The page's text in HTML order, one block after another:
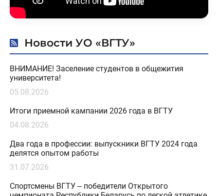
Новости УО «ВГТУ»
ВНИМАНИЕ! Заселение студентов в общежития
университета!
05.08.2026
Итоги приемной кампании 2026 года в ВГТУ
04.08.2026
Два года в профессии: выпускники ВГТУ 2024 года
делятся опытом работы
31.07.2026
Спортсмены ВГТУ – победители Открытого